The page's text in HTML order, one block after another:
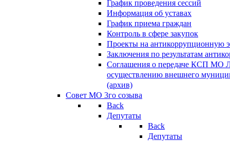
График проведения сессий
Информация об уставах
График приема граждан
Контроль в сфере закупок
Проекты на антикоррупционную
Заключения по результатам
Соглашения о передаче КСП МО
осуществлению внешнего
(архив)
Совет МО 3го созыва
Back
Депутаты
Back
Депутаты